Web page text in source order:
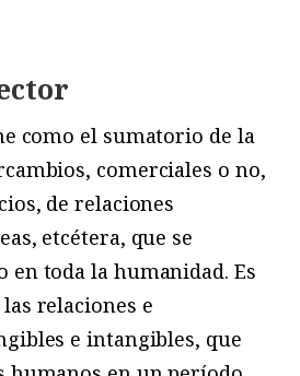
como el sumatorio de la
comerciales o no,
de relaciones
etcétera, que se
en toda la humanidad. Es
relaciones e
e intangibles, que